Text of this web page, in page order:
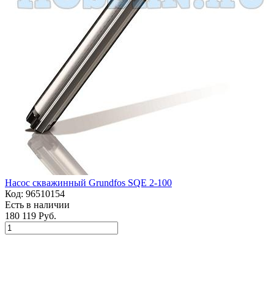
Насос скважинный Grundfos SQE 2-100
Код: 96510154
Есть в наличии
180 119 Руб.